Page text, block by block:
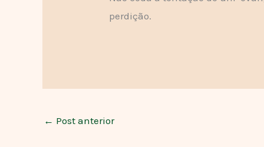
perdição.
← Post anterior